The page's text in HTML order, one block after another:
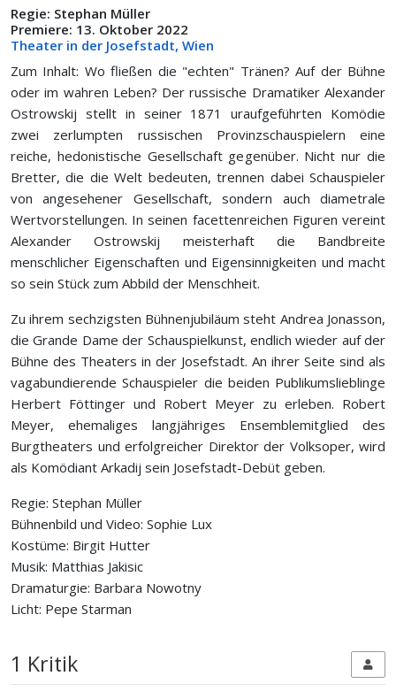
Regie: Stephan Müller
Premiere: 13. Oktober 2022
Theater in der Josefstadt, Wien
Zum Inhalt: Wo fließen die "echten" Tränen? Auf der Bühne
oder im wahren Leben? Der russische Dramatiker Alexander
Ostrowskij stellt in seiner 1871 uraufgeführten Komödie
zwei zerlumpten russischen Provinzschauspielern eine
reiche, hedonistische Gesellschaft gegenüber. Nicht nur die
Bretter, die die Welt bedeuten, trennen dabei Schauspieler
von angesehener Gesellschaft, sondern auch diametrale
Wertvorstellungen. In seinen facettenreichen Figuren vereint
Alexander Ostrowskij meisterhaft die Bandbreite
menschlicher Eigenschaften und Eigensinnigkeiten und macht
so sein Stück zum Abbild der Menschheit.
Zu ihrem sechzigsten Bühnenjubiläum steht Andrea Jonasson,
die Grande Dame der Schauspielkunst, endlich wieder auf der
Bühne des Theaters in der Josefstadt. An ihrer Seite sind als
vagabundierende Schauspieler die beiden Publikumslieblinge
Herbert Föttinger und Robert Meyer zu erleben. Robert
Meyer, ehemaliges langjähriges Ensemblemitglied des
Burgtheaters und erfolgreicher Direktor der Volksoper, wird
als Komödiant Arkadij sein Josefstadt-Debüt geben.
Regie: Stephan Müller
Bühnenbild und Video: Sophie Lux
Kostüme: Birgit Hutter
Musik: Matthias Jakisic
Dramaturgie: Barbara Nowotny
Licht: Pepe Starman
1 Kritik